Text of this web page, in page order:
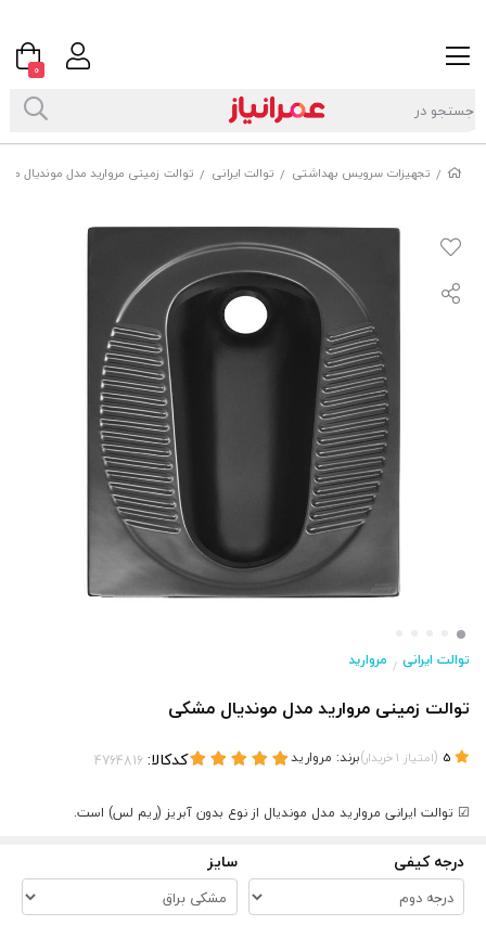
/ تجهیزات سرویس بهداشتی / توالت ایرانی / توالت زمینی مروارید مدل موندیال
توالت ایرانی / مروارید
توالت زمینی مروارید مدل موندیال مشکی
(امتیاز 1خریدار)برند: مروارید کدکالا:
☑ توالت ایرانی مروارید مدل موندیال از نوع بدون آبریز (ریم لس) است.
درجه کیفی سایز
0